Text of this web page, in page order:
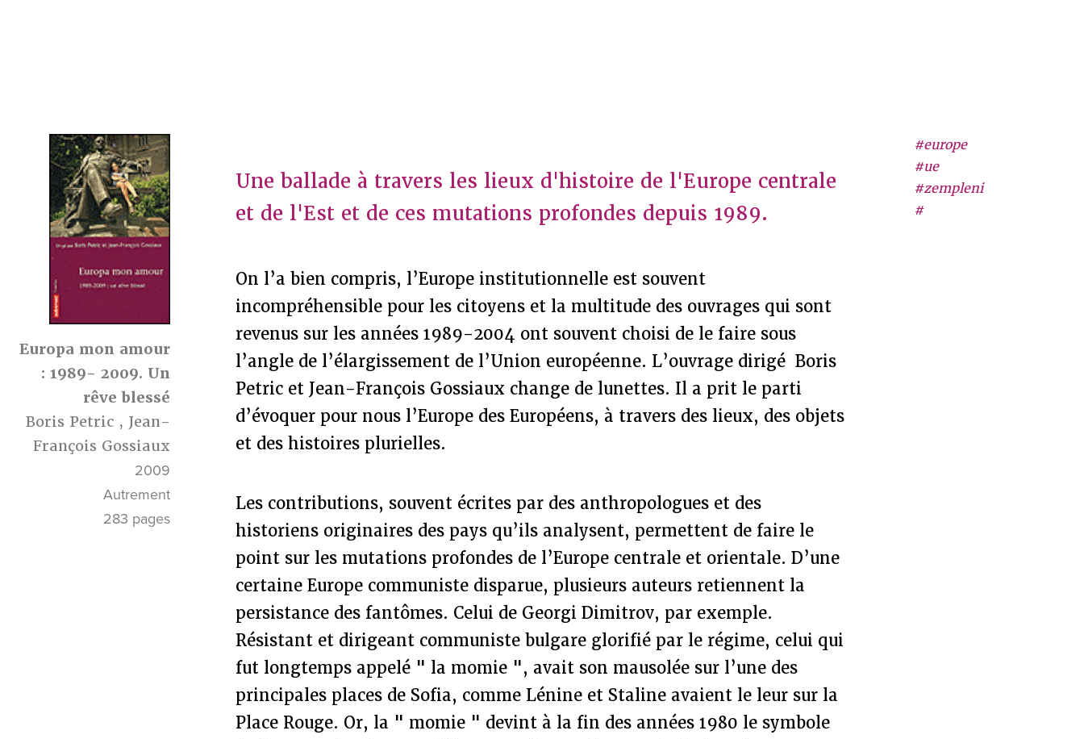
Europa mon amour
: 1989- 2009. Un
rêve blessé
Boris Petric , Jean-
François Gossiaux
2009
Autrement
283 pages
#europe
#ue
#zempleni
#
Une ballade à travers les lieux d'histoire de l'Europe centrale
et de l'Est et de ces mutations profondes depuis 1989.
On l’a bien compris, l’Europe institutionnelle est souvent
incompréhensible pour les citoyens et la multitude des ouvrages qui sont
revenus sur les années 1989-2004 ont souvent choisi de le faire sous
l’angle de l’élargissement de l’Union européenne. L’ouvrage dirigé Boris
Petric et Jean-François Gossiaux change de lunettes. Il a prit le parti
d’évoquer pour nous l’Europe des Européens, à travers des lieux, des objets
et des histoires plurielles.
Les contributions, souvent écrites par des anthropologues et des
historiens originaires des pays qu’ils analysent, permettent de faire le
point sur les mutations profondes de l’Europe centrale et orientale. D’une
certaine Europe communiste disparue, plusieurs auteurs retiennent la
persistance des fantômes. Celui de Georgi Dimitrov, par exemple.
Résistant et dirigeant communiste bulgare glorifié par le régime, celui qui
fut longtemps appelé " la momie ", avait son mausolée sur l’une des
principales places de Sofia, comme Lénine et Staline avaient le leur sur la
Place Rouge. Or, la " momie " devint à la fin des années 1980 le symbole